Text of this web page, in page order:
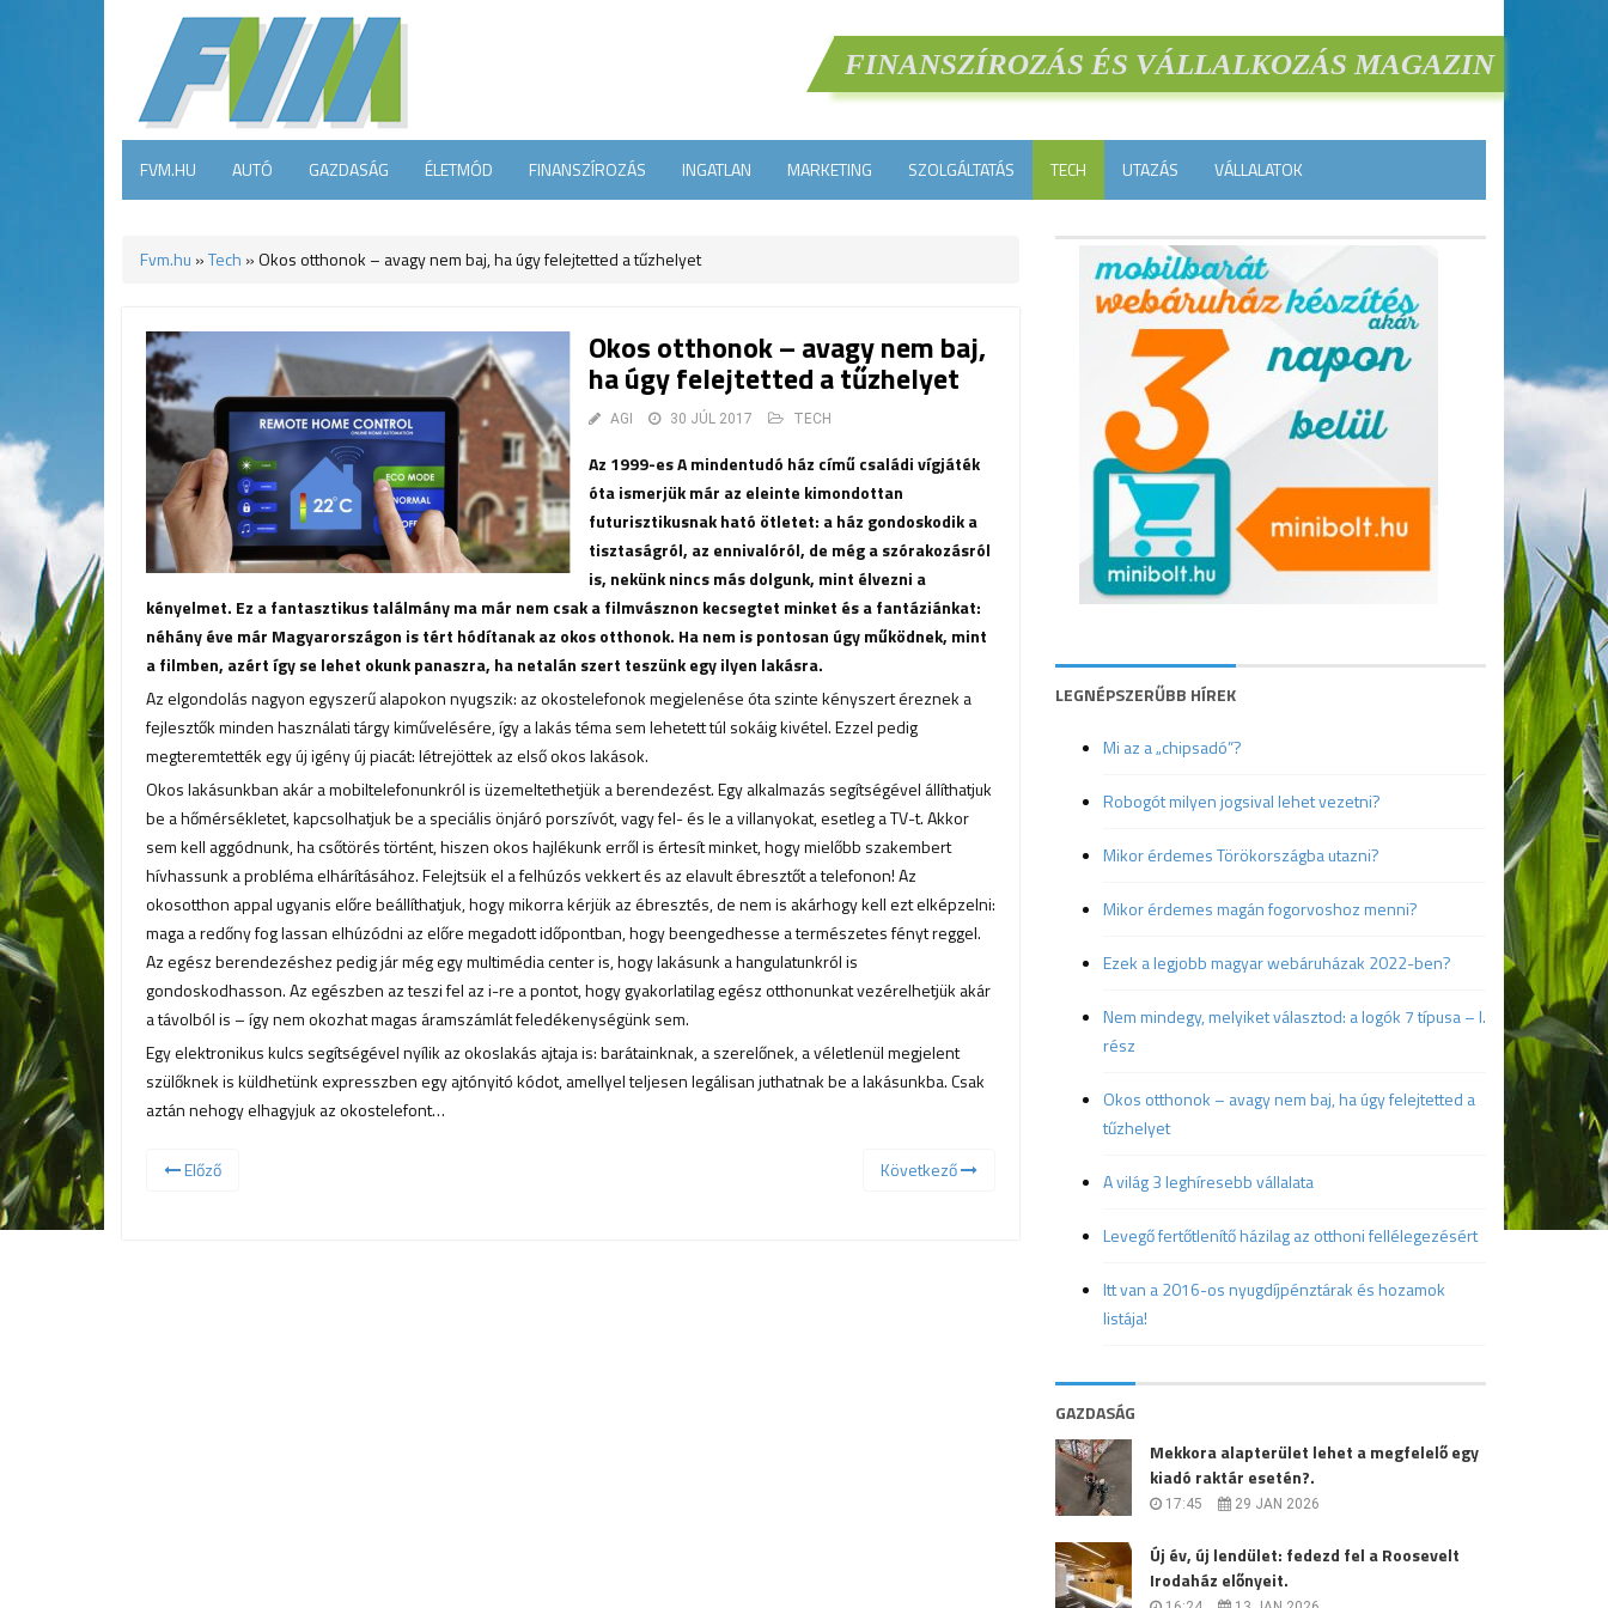
FINANSZÍROZÁS ÉS VÁLLALKOZÁS MAGAZIN
FVM.HU AUTÓ GAZDASÁG ÉLETMÓD FINANSZÍROZÁS INGATLAN MARKETING SZOLGÁLTATÁS TECH UTAZÁS VÁLLALATOK
Fvm.hu »Tech »Okos otthonok – avagy nem baj, ha úgy felejtetted a tűzhelyet
Okos otthonok – avagy nem baj,
ha úgy felejtetted a tűzhelyet
AGI 30 JÚL 2017 TECH
Az 1999-es A mindentudó ház című családi vígjáték
óta ismerjük már az eleinte kimondottan
futurisztikusnak ható ötletet: a ház gondoskodik a
tisztaságról, az ennivalóról, de még a szórakozásról
is, nekünk nincs más dolgunk, mint élvezni a
kényelmet. Ez a fantasztikus találmány ma már nem csak a filmvásznon kecsegtet minket és a fantáziánkat:
néhány éve már Magyarországon is tért hódítanak az okos otthonok. Ha nem is pontosan úgy működnek, mint
a filmben, azért így se lehet okunk panaszra, ha netalán szert teszünk egy ilyen lakásra.
Az elgondolás nagyon egyszerű alapokon nyugszik: az okostelefonok megjelenése óta szinte kényszert éreznek a
fejlesztők minden használati tárgy kiművelésére, így a lakás téma sem lehetett túl sokáig kivétel. Ezzel pedig
megteremtették egy új igény új piacát: létrejöttek az első okos lakások.
Okos lakásunkban akár a mobiltelefonunkról is üzemeltethetjük a berendezést. Egy alkalmazás segítségével állíthatjuk
be a hőmérsékletet, kapcsolhatjuk be a speciális önjáró porszívót, vagy fel- és le a villanyokat, esetleg a TV-t. Akkor
sem kell aggódnunk, ha csőtörés történt, hiszen okos hajlékunk erről is értesít minket, hogy mielőbb szakembert
hívhassunk a probléma elhárításához. Felejtsük el a felhúzós vekkert és az elavult ébresztőt a telefonon! Az
okosotthon appal ugyanis előre beállíthatjuk, hogy mikorra kérjük az ébresztés, de nem is akárhogy kell ezt elképzelni:
maga a redőny fog lassan elhúzódni az előre megadott időpontban, hogy beengedhesse a természetes fényt reggel.
Az egész berendezéshez pedig jár még egy multimédia center is, hogy lakásunk a hangulatunkról is
gondoskodhasson. Az egészben az teszi fel az i-re a pontot, hogy gyakorlatilag egész otthonunkat vezérelhetjük akár
a távolból is – így nem okozhat magas áramszámlát feledékenységünk sem.
Egy elektronikus kulcs segítségével nyílik az okoslakás ajtaja is: barátainknak, a szerelőnek, a véletlenül megjelent
szülőknek is küldhetünk expresszben egy ajtónyitó kódot, amellyel teljesen legálisan juthatnak be a lakásunkba. Csak
aztán nehogy elhagyjuk az okostelefont…
Előző Következő
LEGNÉPSZERŰBB HÍREK
Mi az a „chipsadó”?
Robogót milyen jogsival lehet vezetni?
Mikor érdemes Törökországba utazni?
Mikor érdemes magán fogorvoshoz menni?
Ezek a legjobb magyar webáruházak 2022-ben?
Nem mindegy, melyiket választod: a logók 7 típusa – I.
rész
Okos otthonok – avagy nem baj, ha úgy felejtetted a
tűzhelyet
A világ 3 leghíresebb vállalata
Levegő fertőtlenítő házilag az otthoni fellélegezésért
Itt van a 2016-os nyugdíjpénztárak és hozamok
listája!
GAZDASÁG
Mekkora alapterület lehet a megfelelő egy
kiadó raktár esetén?.
17:45 29 JAN 2026
Új év, új lendület: fedezd fel a Roosevelt
Irodaház előnyeit.